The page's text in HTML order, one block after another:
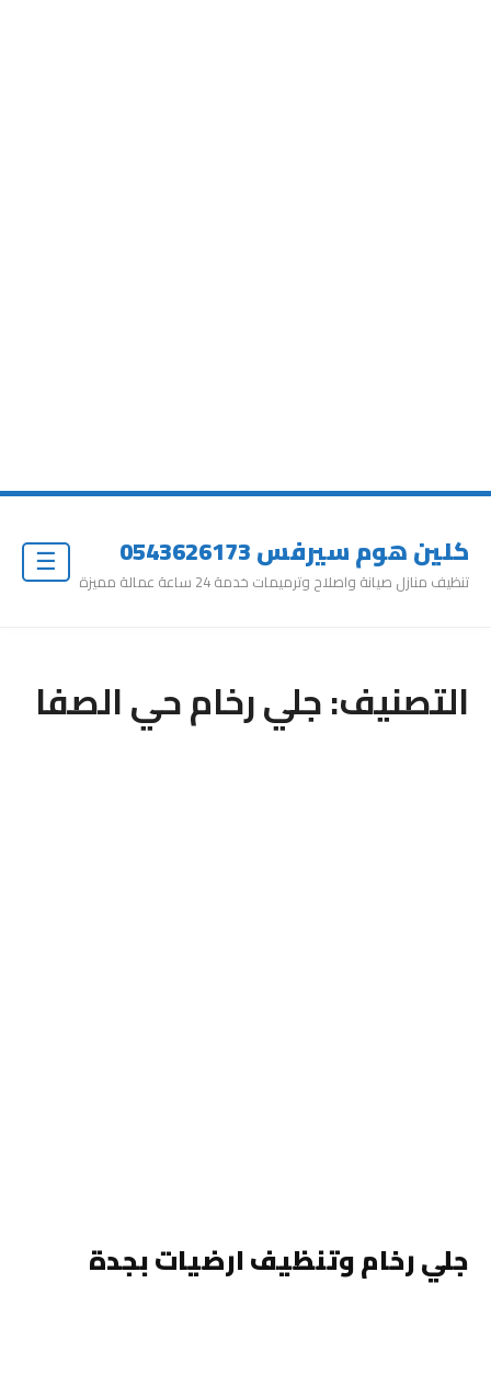
كلين هوم سيرفس 0543626173
تنظيف منازل صيانة واصلاح وترميمات خدمة 24 ساعة عمالة مميزة
التصنيف:جلي رخام حي الصفا
جلي رخام وتنظيف ارضيات بجدة